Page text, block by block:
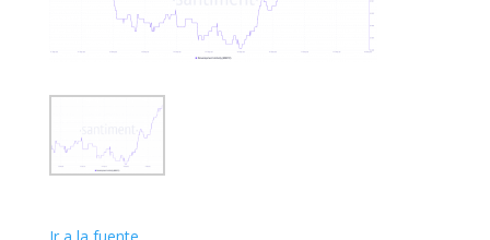
Ir a la fuente